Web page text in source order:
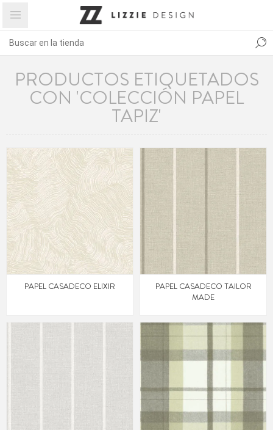
PRODUCTOS ETIQUETADOS
CON 'COLECCIÓN PAPEL
TAPIZ'
PAPEL CASADECO ELIXIR
PAPEL CASADECO TAILOR
MADE